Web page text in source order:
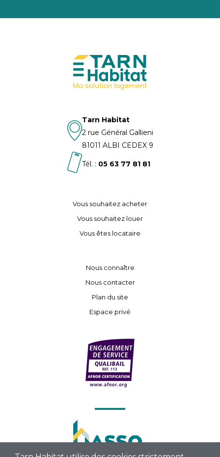
Tarn Habitat
2 rue Général Gallieni
81011 ALBI CEDEX 9
Tél. : 05 63 77 81 81
Vous souhaitez acheter
Vous souhaitez louer
Vous êtes locataire
Nous connaître
Nous contacter
Plan du site
Espace privé